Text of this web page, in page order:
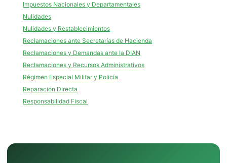
Impuestos Nacionales y Departamentales
Nulidades
Nulidades y Restablecimientos
Reclamaciones ante Secretarías de Hacienda
Reclamaciones y Demandas ante la DIAN
Reclamaciones y Recursos Administrativos
Régimen Especial Militar y Policía
Reparación Directa
Responsabilidad Fiscal